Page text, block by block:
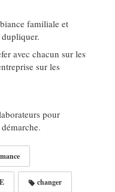
familiale et
avec chacun sur les
sur les
pour
démarche.
changer